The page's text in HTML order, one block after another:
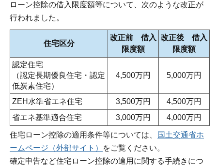
ローン控除の借入限度額等について、次のような改正が
行われました。
住宅区分
改正前 借入
限度額
改正後 借入
限度額
認定住宅
（認定長期優良住宅・認定
低炭素住宅）
4,500万円 5,000万円
ZEH水準省エネ住宅 3,500万円
4,500万円
省エネ基準適合住宅
3,000万円 4,000万円
住宅ローン控除の適用条件等については、
国土交通省ホ
ームページ（外部サイト）
をご覧ください。
確定申告など住宅ローン控除の適用に関する手続きにつ